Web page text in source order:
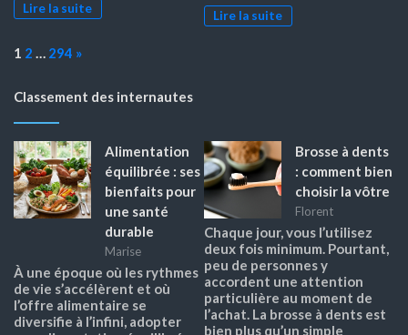
Lire la suite Lire la suite
Page:
1 2 … 294 Next
»
Classement des internautes
Alimentation
équilibrée : ses
bienfaits pour
une santé
durable
Marise
À une époque où les rythmes
de vie s’accélèrent et où
l’offre alimentaire se
diversifie à l’infini, adopter
Brosse à dents
: comment bien
choisir la vôtre
Florent
Chaque jour, vous l’utilisez
deux fois minimum. Pourtant,
peu de personnes y
accordent une attention
particulière au moment de
l’achat. La brosse à dents est
bien plus qu’un simple